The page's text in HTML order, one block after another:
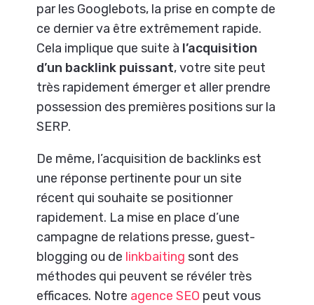
par les Googlebots, la prise en compte de
ce dernier va être extrêmement rapide.
Cela implique que suite à l’acquisition
d’un backlink puissant, votre site peut
très rapidement émerger et aller prendre
possession des premières positions sur la
SERP.
De même, l’acquisition de backlinks est
une réponse pertinente pour un site
récent qui souhaite se positionner
rapidement. La mise en place d’une
campagne de relations presse, guest-
blogging ou de linkbaiting sont des
méthodes qui peuvent se révéler très
efficaces. Notre agence SEO peut vous